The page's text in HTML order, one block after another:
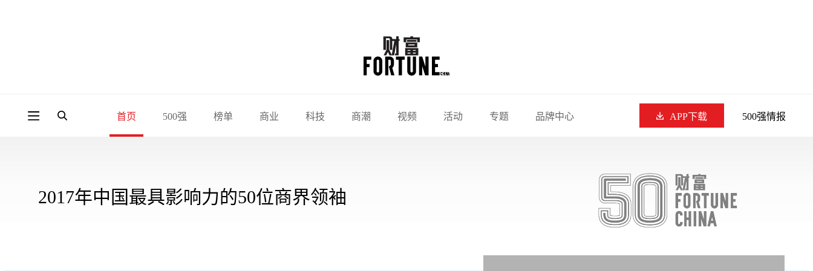
首页 500强 榜单 商业 科技 商潮 视频 活动 专题 品牌中心 APP下载 500强情报
2017年中国最具影响力的50位商界领袖